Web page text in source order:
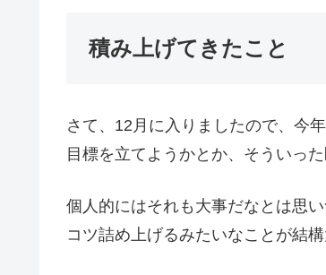
積み上げてきたこと
さて、12月に入りましたので、今
目標を立てようかとか、そういっ
個人的にはそれも大事だなとは思
コツ詰め上げるみたいなことが結